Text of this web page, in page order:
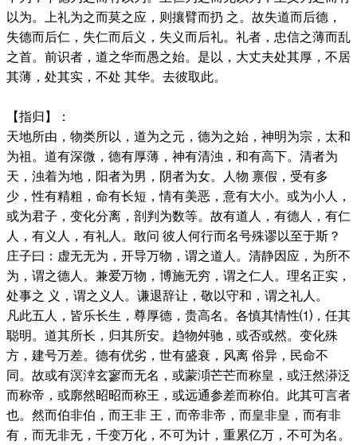
以为。上礼为之而莫之应，则攘臂而扔 之。故失道而后德，
失德而后仁，失仁而后义，失义而后礼。礼者，忠信之薄而乱
之首。前识者，道之华而愚之始。是以，大丈夫处其厚，不居
其薄，处其实，不处 其华。去彼取此。
【指归】：
天地所由，物类所以，道为之元，德为之始，神明为宗，太和
为祖。道有深微，德有厚薄，神有清浊，和有高下。清者为
天，浊着为地，阳者为男，阴者为女。人物 禀假，受有多
少，性有精粗，命有长短，情有美恶，意有大小。或为小人，
或为君子，变化分离，剖判为数等。故有道人，有德人，有仁
人，有义人，有礼人。敢问 彼人何行而名号殊谬以至于斯？
庄子曰：虚无无为，开导万物，谓之道人。清静因应，为所不
为，谓之德人。兼爱万物，博施无穷，谓之仁人。理名正实，
处事之 义，谓之义人。谦退辞让，敬以守和，谓之礼人。
凡此五人，皆乐长生，尊厚德，贵高名。各慎其情性⑴，任其
聪明。道其所长，归其所安。趋物舛驰，或否或然。变化殊
方，建号万差。德有优劣，世有盛衰，风离 俗异，民命不
同。故或有溟涬玄寥而无名，或蒙澒芒芒而称皇，或汪然漭泛
而称帝，或廓然昭昭而称王，或远通参差而称伯。此其可言者
也。然而伯非伯，而王非 王，而帝非帝，而皇非皇，而有非
有，而无非无，千变万化，不可为计，重累亿万，不可为名。